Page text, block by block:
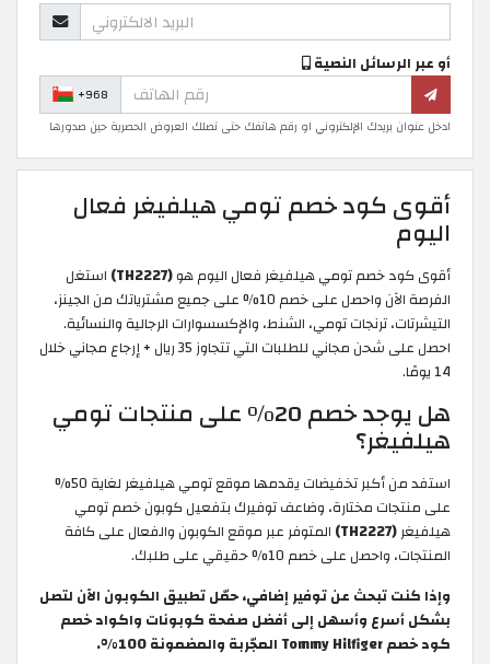
أو عبر الرسائل النصية
+968
ادخل عنوان بريدك الإلكتروني او رقم هاتفك حتى تصلك العروض الحصرية حين صدورها
أقوى كود خصم تومي هيلفيغر فعال
اليوم
أقوى كود خصم تومي هيلفيغر فعال اليوم هو(TH2227)
استغل
الفرصة الآن واحصل على خصم 10% على جميع مشترياتك من الجينز،
التيشرتات، ترنجات تومي، الشنط، والإكسسوارات الرجالية والنسائية.
احصل على شحن مجاني للطلبات التي تتجاوز 35 ريال + إرجاع مجاني خلال
14 يومًا.
هل يوجد خصم 20% على منتجات تومي
هيلفيغر؟
استفد من أكبر تخفيضات يقدمها موقع تومي هيلفيغر لغاية 50%
على منتجات مختارة، وضاعف توفيرك بتفعيل كوبون خصم تومي
هيلفيغر(TH2227)
المتوفر عبر موقع الكوبون والفعال على كافة
المنتجات، واحصل على خصم 10% حقيقي على طلبك.
وإذا كنت تبحث عن توفير إضافي، حمّل تطبيق الكوبون الآن لتصل
بشكل أسرع وأسهل إلى أفضل صفحة كوبونات واكواد خصم
كود خصم Tommy Hilfiger المجّربة والمضمونة 100%.